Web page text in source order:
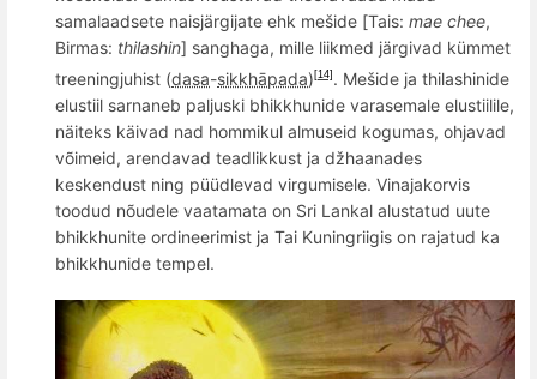
samalaadsete naisjärgijate ehk mešide [Tais: mae chee,
Birmas: thilashin] sanghaga, mille liikmed järgivad kümmet
treeningjuhist (dasa-sikkhāpada) [14] . Mešide ja thilashinide
elustiil sarnaneb paljuski bhikkhunide varasemale elustiilile,
näiteks käivad nad hommikul almuseid kogumas, ohjavad
võimeid, arendavad teadlikkust ja džhaanades
keskendust ning püüdlevad virgumisele. Vinajakorvis
toodud nõudele vaatamata on Sri Lankal alustatud uute
bhikkhunite ordineerimist ja Tai Kuningriigis on rajatud ka
bhikkhunide tempel.